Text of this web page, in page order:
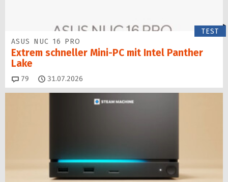
TEST
ASUS NUC 16 PRO
Extrem schneller Mini-PC mit Intel Panther
Lake
79 Kommentare
31.07.2026